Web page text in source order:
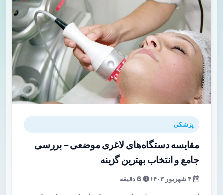
پزشکی
مقایسه دستگاه‌های لاغری موضعی – بررسی
جامع و انتخاب بهترین گزینه
6 دقیقه